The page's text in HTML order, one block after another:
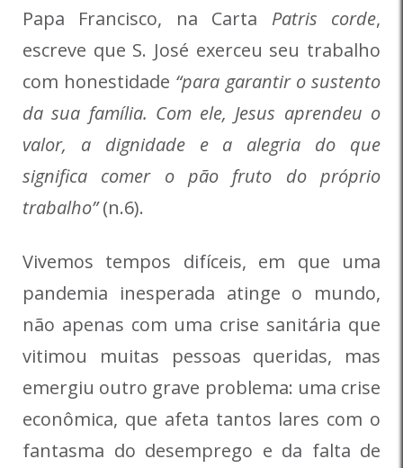
Papa Francisco, na Carta Patris corde,
escreve que S. José exerceu seu trabalho
com honestidade “para garantir o sustento
da sua família. Com ele, Jesus aprendeu o
valor, a dignidade e a alegria do que
significa comer o pão fruto do próprio
trabalho”(n.6).
Vivemos tempos difíceis, em que uma
pandemia inesperada atinge o mundo,
não apenas com uma crise sanitária que
vitimou muitas pessoas queridas, mas
emergiu outro grave problema: uma crise
econômica, que afeta tantos lares com o
fantasma do desemprego e da falta de